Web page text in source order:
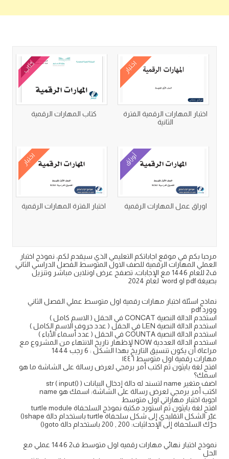
اختبار
اختبار المهارات الرقمية الفترة
الثانية
كتاب
كتاب المهارات الرقمية
أوراق
اوراق عمل المهارات الرقمية
اختبار
اختبار الفترة المهارات الرقمية
مرحبا بكم في موقع اجاباتكم التعليمي الذي سيقدم لكم، نموذج اختبار
العملي المهارات الرقمية للصف الاول المتوسط الفصل الدراسي الثاني
ف2 للعام 1446 مع الإجابات، تصفح عرض اونلاين مباشر وتنزيل
بصيغة pdf او word لعام 2024
نماذج اسئلة اختبار مهارات رقمية اول متوسط عملي الفصل الثاني
وورد pdf
استخدم الدالة النصية CONCAT في الحقل ( الاسم كامل )
استخدم الدالة النصية LEN في الحقل ( عدد حروف الاسم الكامل )
استخدم الدالة النصية COUNTA في الحقل ( عدد أسماء الأباء )
استخدم الدالة العددية NOW لإظهار تاريخ الانتهاء من المشروع مع
مراعاة أن يكون تنسيق التاريخ بهذا الشكل : ‏6‏ رجب‏ 1444
مهارات رقمية اول متوسط ١٤٤٦
افتح لغة بايثون ثم اكتب أمر برمجي لعرض رسالة على الشاشة ما هو
اسمك؟
اضف متغير name لتسند له دالة إدخال البيانات str ( input() )
اكتب أمر برمجي لعرض رسالة على الشاشة: اسمك هو name
اجوبة اختبار مهاراتي اول متوسط
افتح لغة بايثون ثم استورد مكتبة نموذج السلحفاة turtle module
غيّر الشكل التقليدي إلى شكل سلحفاة turtle باستخدام دالة shape()
حرّك السلحفاة إلى الإحداثيات: 200 , 200 باستخدام دالة goto()
نموذج اختبار نهائي مهارات رقميه اول متوسط ف2 1446 عملي مع
الحل